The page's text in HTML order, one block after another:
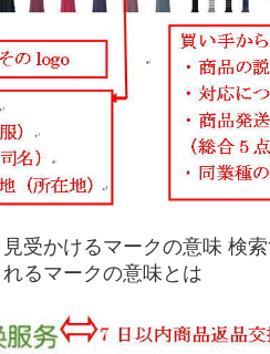
見受かけるマークの意味 検
るマークの意味とは